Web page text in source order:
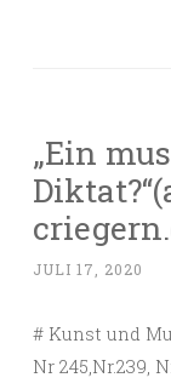
„Ein
JULI 17, 2020
# Kunst und
Nr 245,Nr.239,